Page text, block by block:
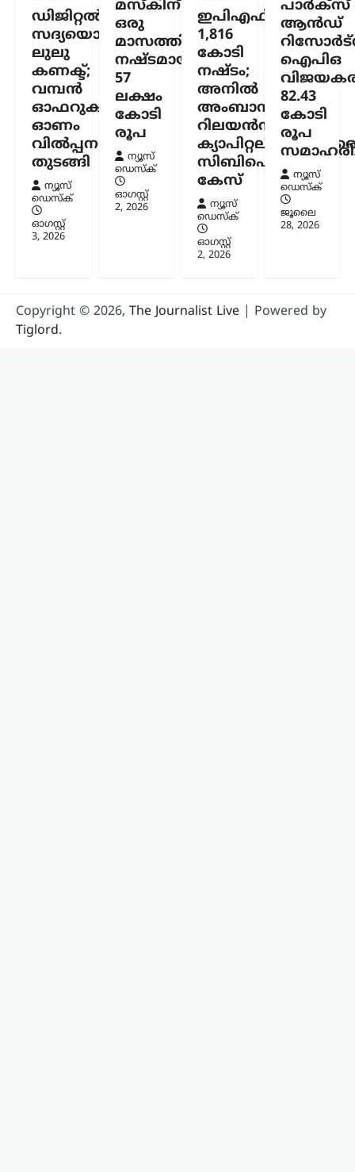
പൊതുമേഖല ഓയിൽ മാർക്കറ്റിങ്
കമ്പനികൾ (ഒഎംസികൾ) വിതരണം…
കേരളം,ട്രെൻഡിംഗ് ,തിരുവനന്തപുരം,
ലേറ്റസ്റ്റ് ന്യൂസ്
‘കേരളത്തിൽ ബിജെപി
അല്ല, പക്ഷേ
ബിജെപിക്കായി
ഭരിക്കുന്നത് യുഡിഎഫ്’;
സതീശനെതിരെ എം.വി.
ഗോവിന്ദൻ
ഓഗസ്റ്റ്‌ 8, 2026
കേരളത്തിൽ ബിജെപി
അധികാരത്തിലില്ലെങ്കിലും വി.ഡി.
സിപിഐഎം സംസ്ഥാന സെക്രട്ടറി
ഡിജിറ്റൽ
സദ്യയൊരുക്കി
ലുലു
കണക്ട്;
വമ്പൻ
ഓഫറുകളുമായി
ഓണം
വിൽപ്പന
തുടങ്ങി
ന്യൂസ്
ഡെസ്ക്
ഓഗസ്റ്റ്‌
3, 2026
മസ്കിന്
ഒരു
മാസത്തിനുള്ളിൽ
നഷ്ടമായത്
57
ലക്ഷം
കോടി
രൂപ
ന്യൂസ്
ഡെസ്ക്
ഓഗസ്റ്റ്‌
2, 2026
ഇപിഎഫ്ഒയ്ക്ക്
1,816
കോടി
നഷ്ടം;
അനിൽ
അംബാനിക്കും
റിലയൻസ്
സിബിഐ
കേസ്
ന്യൂസ്
ഡെസ്ക്
ഓഗസ്റ്റ്‌
2, 2026
പാർക്സ്
ആൻഡ്
ഐപിഒ
82.43
കോടി
രൂപ
ന്യൂസ്
ഡെസ്ക്
ജൂലൈ
28, 2026
Copyright © 2026, The Journalist Live | Powered by
Tiglord.